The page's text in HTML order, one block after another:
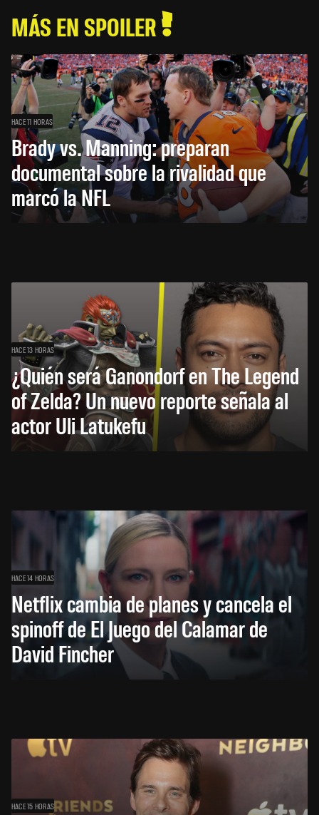
MÁS EN SPOILER
HACE 11 HORAS
Brady vs. Manning: preparan
documental sobre la rivalidad que
marcó la NFL
HACE 13 HORAS
¿Quién será Ganondorf en The Legend
of Zelda? Un nuevo reporte señala al
actor Uli Latukefu
HACE 14 HORAS
Netflix cambia de planes y cancela el
spinoff de El Juego del Calamar de
David Fincher
HACE 15 HORAS